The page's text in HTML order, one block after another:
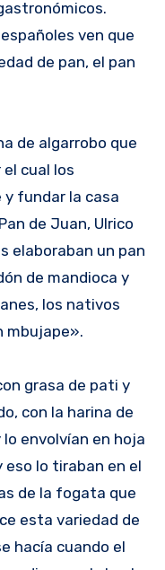
ven que
de pan, el pan
de algarrobo que
cual los
y fundar la casa
de Juan, Ulrico
elaboraban un pan
de mandioca y
los nativos
mbujape».
grasa de pati y
con la harina de
envolvían en hoja
eso lo tiraban en el
de la fogata que
esta variedad de
hacía cuando el